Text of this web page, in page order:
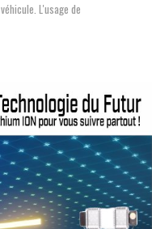
L'usage de